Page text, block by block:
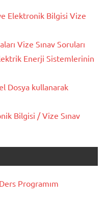
Elektronik Bilgisi Vize
Vize Sınav Soruları
Enerji Sistemlerinin
Dosya kullanarak
Bilgisi / Vize Sınav
Programım